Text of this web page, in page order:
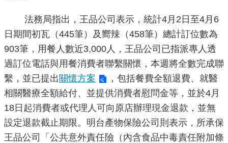
務
資
訊
政
府
資
訊
公
法務局指出，王品公司表示，統計4月2日至4月6
日期間初瓦（445筆）及嚮辣（458筆）總計訂位數為
903筆，用餐人數近3,000人，王品公司已指派專人透
過訂位電話與用餐消費者聯繫關懷，本週將全數完成聯
繫，並已提出 關懷方案
，包括餐費全額退費、就醫
相關醫療全額給付、並提供消費者慰問金等，並於4月
18日起消費者或代理人可向原店辦理現金退款，並無
設定退款截止期限。明台產物保險公司則表示，所承保
王品公司「公共意外責任險（內含食品中毒責任附加條